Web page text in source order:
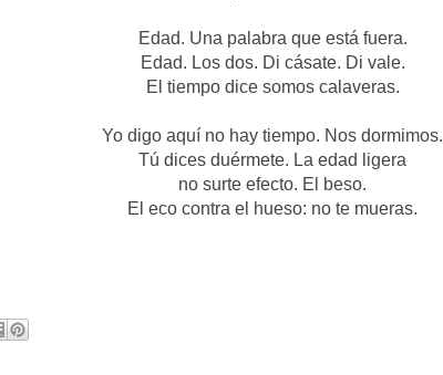
Edad. Una palabra que está fuera.
Edad. Los dos. Di cásate. Di vale.
El tiempo dice somos calaveras.
Yo digo aquí no hay tiempo. Nos dormimos.
Tú dices duérmete. La edad ligera
no surte efecto. El beso.
El eco contra el hueso: no te mueras.